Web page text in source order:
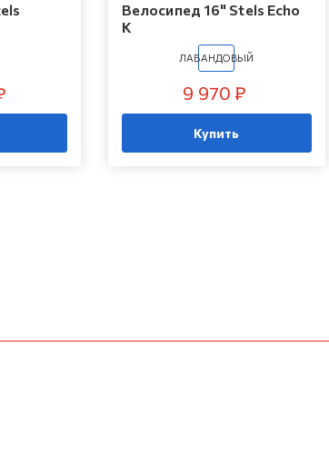
Велосипед 16" Stels Echo
K
ЛАВАНДОВЫЙ
9 970 ₽
Купить